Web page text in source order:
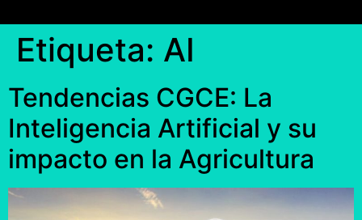
Etiqueta: AI
Tendencias CGCE: La
Inteligencia Artificial y su
impacto en la Agricultura